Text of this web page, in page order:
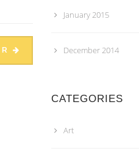
January 2015
December 2014
CATEGORIES
Art